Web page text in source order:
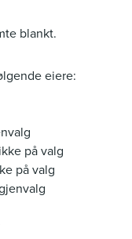
blankt.
eiere:
på valg
på valg